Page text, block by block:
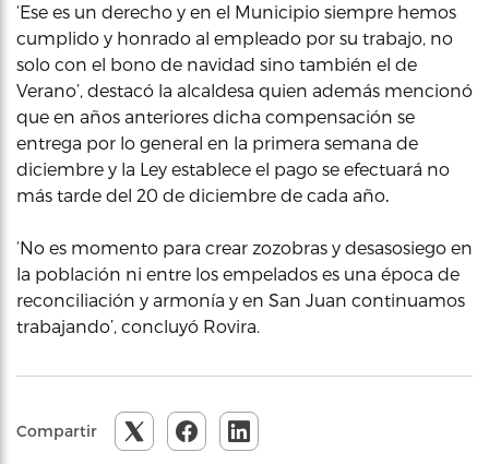
‘Ese es un derecho y en el Municipio siempre hemos
cumplido y honrado al empleado por su trabajo, no
solo con el bono de navidad sino también el de
Verano’, destacó la alcaldesa quien además mencionó
que en años anteriores dicha compensación se
entrega por lo general en la primera semana de
diciembre y la Ley establece el pago se efectuará no
más tarde del 20 de diciembre de cada año.
‘No es momento para crear zozobras y desasosiego en
la población ni entre los empelados es una época de
reconciliación y armonía y en San Juan continuamos
trabajando’, concluyó Rovira.
Compartir